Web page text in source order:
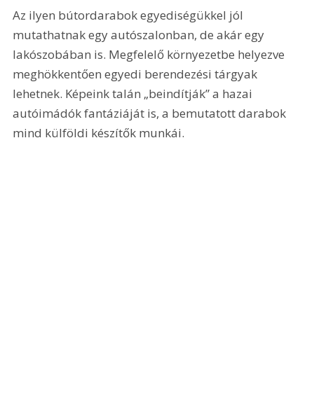
Az ilyen bútordarabok egyediségükkel jól
mutathatnak egy autószalonban, de akár egy
lakószobában is. Megfelelő környezetbe helyezve
meghökkentően egyedi berendezési tárgyak
lehetnek. Képeink talán „beindítják” a hazai
autóimádók fantáziáját is, a bemutatott darabok
mind külföldi készítők munkái.